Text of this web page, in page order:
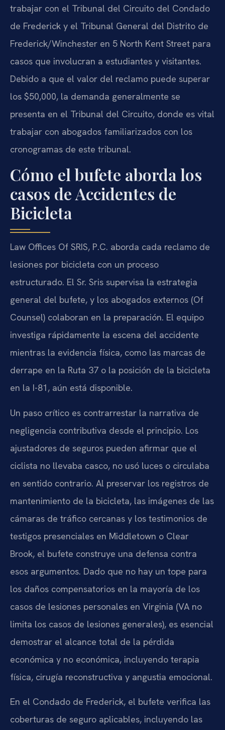
trabajar con el Tribunal del Circuito del Condado
de Frederick y el Tribunal General del Distrito de
Frederick/Winchester en 5 North Kent Street para
casos que involucran a estudiantes y visitantes.
Debido a que el valor del reclamo puede superar
los $50,000, la demanda generalmente se
presenta en el Tribunal del Circuito, donde es vital
trabajar con abogados familiarizados con los
cronogramas de este tribunal.
Cómo el bufete aborda los
casos de Accidentes de
Bicicleta
Law Offices Of SRIS, P.C. aborda cada reclamo de
lesiones por bicicleta con un proceso
estructurado. El Sr. Sris supervisa la estrategia
general del bufete, y los abogados externos (Of
Counsel) colaboran en la preparación. El equipo
investiga rápidamente la escena del accidente
mientras la evidencia física, como las marcas de
derrape en la Ruta 37 o la posición de la bicicleta
en la I-81, aún está disponible.
Un paso crítico es contrarrestar la narrativa de
negligencia contributiva desde el principio. Los
ajustadores de seguros pueden afirmar que el
ciclista no llevaba casco, no usó luces o circulaba
en sentido contrario. Al preservar los registros de
mantenimiento de la bicicleta, las imágenes de las
cámaras de tráfico cercanas y los testimonios de
testigos presenciales en Middletown o Clear
Brook, el bufete construye una defensa contra
esos argumentos. Dado que no hay un tope para
los daños compensatorios en la mayoría de los
casos de lesiones personales en Virginia (VA no
limita los casos de lesiones generales), es esencial
demostrar el alcance total de la pérdida
económica y no económica, incluyendo terapia
física, cirugía reconstructiva y angustia emocional.
En el Condado de Frederick, el bufete verifica las
coberturas de seguro aplicables, incluyendo las